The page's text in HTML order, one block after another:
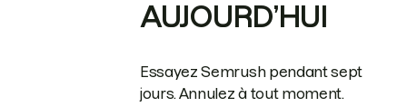
AUJOURD’HUI
Essayez Semrush pendant sept
jours. Annulez à tout moment.